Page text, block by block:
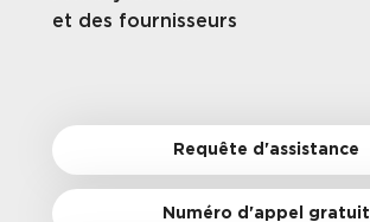
et des fournisseurs
Requête d'assistance
Numéro d'appel gratuit